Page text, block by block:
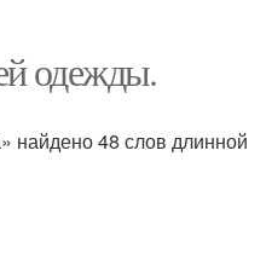
одежды.
найдено 48 слов длинной